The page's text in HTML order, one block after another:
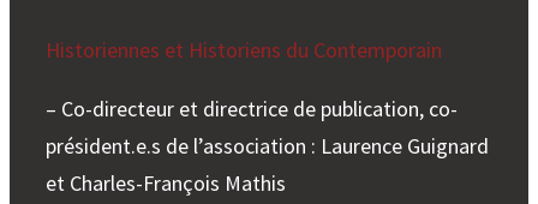
Historiennes et Historiens du Contemporain
– Co-directeur et directrice de publication, co-
président.e.s de l’association : Laurence Guignard
et Charles-François Mathis